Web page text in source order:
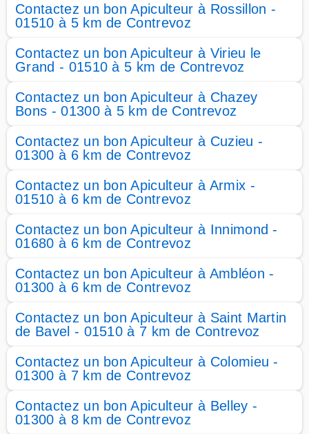
Contactez un bon Apiculteur à Rossillon -
01510 à 5 km de Contrevoz
Contactez un bon Apiculteur à Virieu le
Grand - 01510 à 5 km de Contrevoz
Contactez un bon Apiculteur à Chazey
Bons - 01300 à 5 km de Contrevoz
Contactez un bon Apiculteur à Cuzieu -
01300 à 6 km de Contrevoz
Contactez un bon Apiculteur à Armix -
01510 à 6 km de Contrevoz
Contactez un bon Apiculteur à Innimond -
01680 à 6 km de Contrevoz
Contactez un bon Apiculteur à Ambléon -
01300 à 6 km de Contrevoz
Contactez un bon Apiculteur à Saint Martin
de Bavel - 01510 à 7 km de Contrevoz
Contactez un bon Apiculteur à Colomieu -
01300 à 7 km de Contrevoz
Contactez un bon Apiculteur à Belley -
01300 à 8 km de Contrevoz